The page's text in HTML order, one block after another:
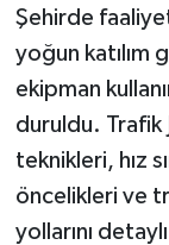
Şehirde
yoğun
ekipman
duruldu. Trafik
teknikleri, hız
öncelikleri ve
yollarını